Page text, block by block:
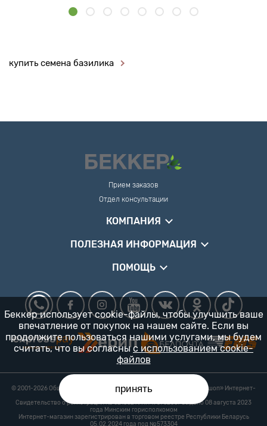
купить семена базилика
Прием заказов
Отдел консультации
КОМПАНИЯ
ПОЛЕЗНАЯ ИНФОРМАЦИЯ
ПОМОЩЬ
© 2001-2026 Общество с ограниченной ответственностью «Гарденшоп» Интернет-
магазин «БЕККЕР™» 24/7
Свидетельство о регистрации № 0218821 УНП 193702687 выдано 08 августа 2023
года Минским горисполкомом
Интернет-магазин зарегистрирован в торговом реестре Республики Беларусь
05.02.2024 года под №573304
Беккер использует cookie-файлы, чтобы улучшить ваше
впечатление от покупок на нашем сайте. Если вы
продолжите пользоваться нашими услугами, мы будем
считать, что вы согласны с использованием cookie-
файлов
принять